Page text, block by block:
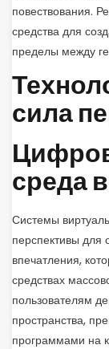
повествования.
средства для
пределы между
сила
среда
Системы
перспективы для
впечатления,
средствах
пользователям
пространства,
программами на